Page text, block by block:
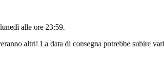
lunedì alle ore 23:59.
altri! La data di consegna potrebbe subire